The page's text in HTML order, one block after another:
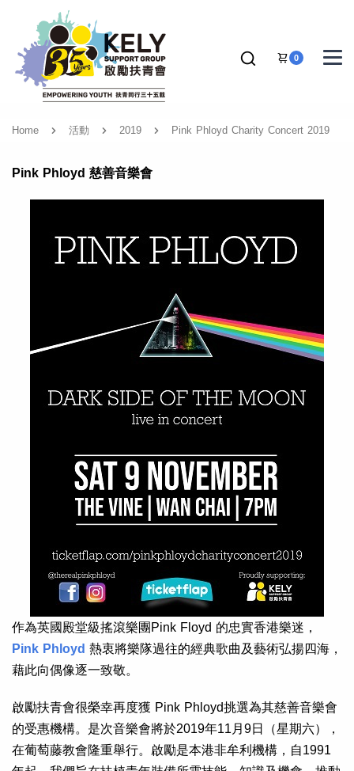
0
Home 活動 2019 Pink Phloyd Charity Concert 2019
Pink Phloyd 慈善音樂會
作為英國殿堂級搖滾樂團Pink Floyd 的忠實香港樂迷，
Pink Phloyd 熱衷將樂隊過往的經典歌曲及藝術弘揚四海，
藉此向偶像逐一致敬。
啟勵扶青會很榮幸再度獲 Pink Phloyd挑選為其慈善音樂會
的受惠機構。是次音樂會將於2019年11月9日（星期六），
在葡萄藤教會隆重舉行。啟勵是本港非牟利機構，自1991